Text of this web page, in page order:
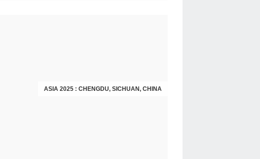
ASIA 2025 : CHENGDU, SICHUAN, CHINA
CHENGDU 2025